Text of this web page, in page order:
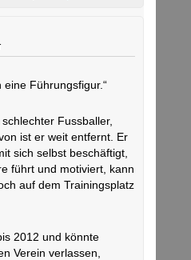
eine Führungsfigur.“
Fussballer,
ist er weit entfernt. Er
sich selbst beschäftigt,
führt und motiviert, kann
auf dem Trainingsplatz
2012 und könnte
Verein verlassen,